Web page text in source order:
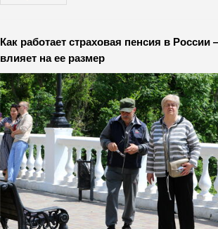
Как работает страховая пенсия в
влияет на ее размер